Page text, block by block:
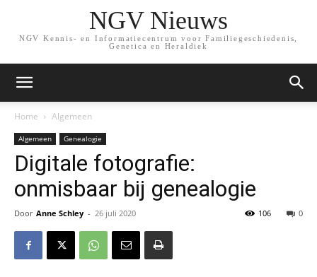
NGV Nieuws
NGV Kennis- en Informatiecentrum voor Familiegeschiedenis,
Genetica en Heraldiek
Home Algemeen
Algemeen Genealogie
Digitale fotografie:
onmisbaar bij genealogie
Door Anne Schley - 26 juli 2020 0
106